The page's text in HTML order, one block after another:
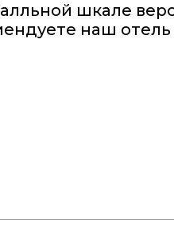
шкале
наш отель